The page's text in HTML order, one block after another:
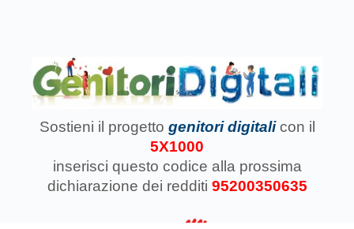
Sostieni il progetto genitori digitali con il
5X1000
inserisci questo codice alla prossima
dichiarazione dei redditi 95200350635